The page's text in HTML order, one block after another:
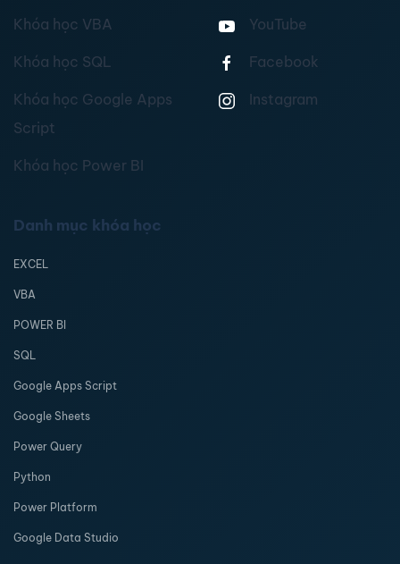
Khóa học VBA
Khóa học SQL
Khóa học Google Apps
Script
Khóa học Power BI
YouTube
Facebook
Instagram
Danh mục khóa học
EXCEL
VBA
POWER BI
SQL
Google Apps Script
Google Sheets
Power Query
Python
Power Platform
Google Data Studio